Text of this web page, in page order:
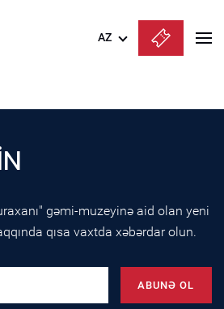
AZ
English
gəmi-muzeyinə aid olan yeni
qısa vaxtda xəbərdar olun.